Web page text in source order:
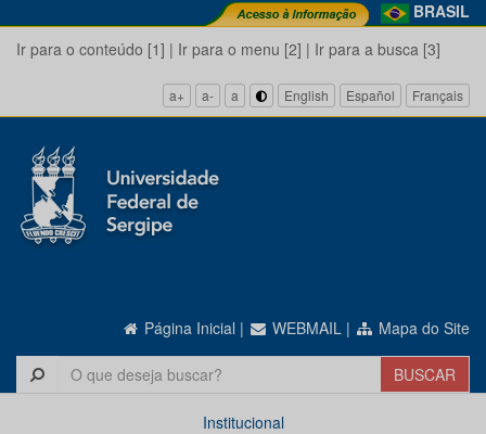
BRASIL
Ir para o conteúdo [1] | Ir para o menu [2] | Ir para a busca [3]
a+ a- a English Español Français
Página Inicial | WEBMAIL | Mapa do Site
Institucional